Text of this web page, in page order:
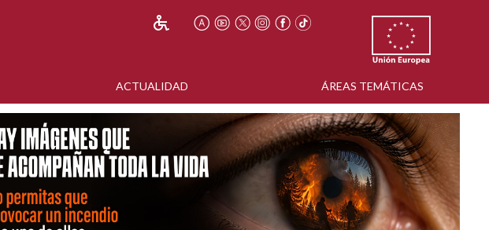
ACTUALIDAD ÁREAS TEMÁTICAS